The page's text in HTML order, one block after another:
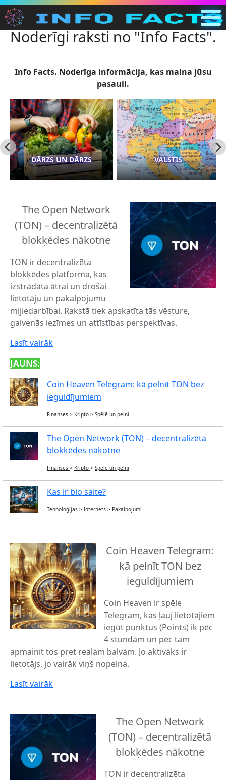
Galvenā
Meklēšana
Kategorijas
Cits
Noderīgi raksti no "Info Facts".
Info Facts. Noderīga informācija, kas maina jūsu
pasauli.
DĀRZS UN DĀRZS VALSTIS
The Open Network
(TON) – decentralizētā
blokķēdes nākotne
TON ir decentralizēta
blokķēdes platforma, kas
izstrādāta ātrai un drošai
lietotāju un pakalpojumu
mijiedarbībai. Rakstā tiek apskatīta tās vēsture,
galvenās iezīmes un attīstības perspektīvas.
Lasīt vairāk
JAUNS:
Coin Heaven Telegram: kā pelnīt TON bez
ieguldījumiem
Finanses > Kripto > Spēlē un pelni
The Open Network (TON) – decentralizētā
blokķēdes nākotne
Finanses > Kripto > Spēlē un pelni
Kas ir bio saite?
Tehnoloģijas > Internets > Pakalpojumi
Coin Heaven Telegram:
kā pelnīt TON bez
ieguldījumiem
Coin Heaven ir spēle
Telegram, kas ļauj lietotājiem
iegūt punktus (Points) ik pēc
4 stundām un pēc tam
apmainīt tos pret reālām balvām. Jo aktīvāks ir
lietotājs, jo vairāk viņš nopelna.
Lasīt vairāk
The Open Network
(TON) – decentralizētā
blokķēdes nākotne
TON ir decentralizēta